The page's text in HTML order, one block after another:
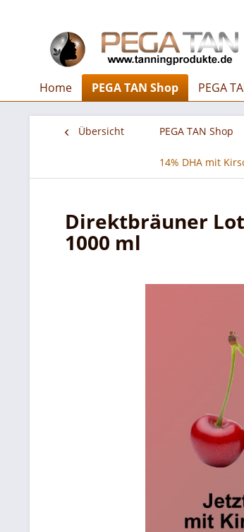
Home PEGA TAN Shop PEGA
Übersicht PEGA TAN Shop
14% DHA mit
Direktbräuner
1000 ml